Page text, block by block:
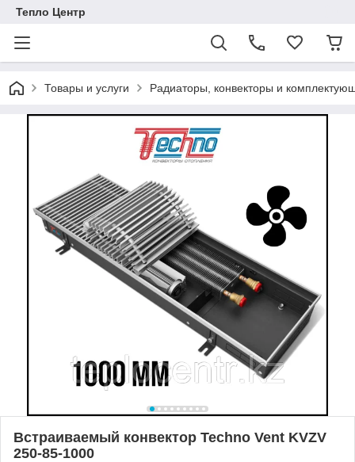
Тепло Центр
Товары и услуги Радиаторы, конвекторы и
Встраиваемый конвектор Techno Vent KVZV
250-85-1000